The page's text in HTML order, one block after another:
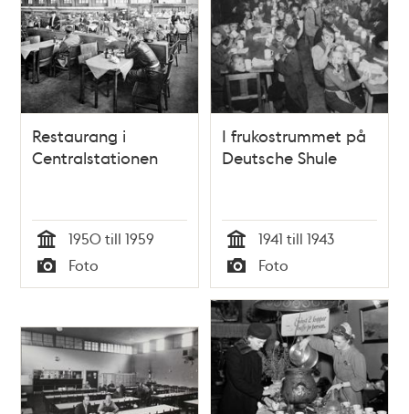
Restaurang i
Centralstationen
Tid
1950 till 1959
Typ
Foto
I frukostrummet på
Deutsche Shule
Tid
1941 till 1943
Typ
Foto